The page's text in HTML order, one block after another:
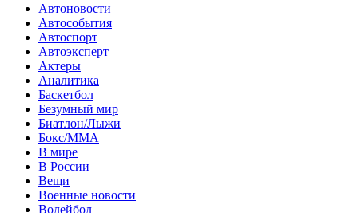
Автоновости
Автособытия
Автоспорт
Автоэксперт
Актеры
Аналитика
Баскетбол
Безумный мир
Биатлон/Лыжи
Бокс/MMA
В мире
В России
Вещи
Военные новости
Волейбол